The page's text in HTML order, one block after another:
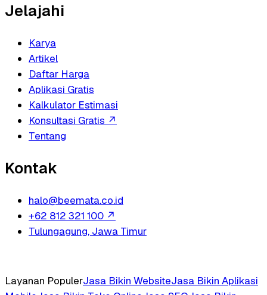
Jelajahi
Karya
Artikel
Daftar Harga
Aplikasi Gratis
Kalkulator Estimasi
Konsultasi Gratis ↗
Tentang
Kontak
halo@beemata.co.id
+62 812 321 100 ↗
Tulungagung, Jawa Timur
Layanan PopulerJasa Bikin WebsiteJasa Bikin Aplikasi